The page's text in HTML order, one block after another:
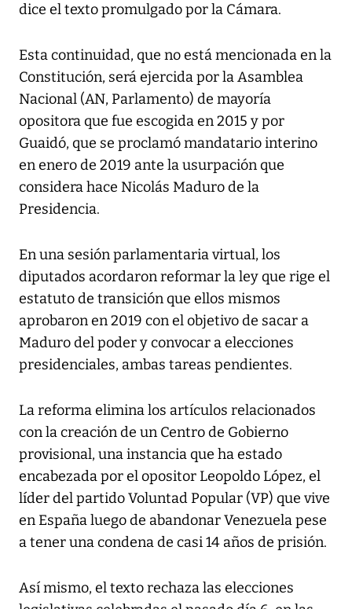
dice el texto promulgado por la Cámara.
Esta continuidad, que no está mencionada en la
Constitución, será ejercida por la Asamblea
Nacional (AN, Parlamento) de mayoría
opositora que fue escogida en 2015 y por
Guaidó, que se proclamó mandatario interino
en enero de 2019 ante la usurpación que
considera hace Nicolás Maduro de la
Presidencia.
En una sesión parlamentaria virtual, los
diputados acordaron reformar la ley que rige el
estatuto de transición que ellos mismos
aprobaron en 2019 con el objetivo de sacar a
Maduro del poder y convocar a elecciones
presidenciales, ambas tareas pendientes.
La reforma elimina los artículos relacionados
con la creación de un Centro de Gobierno
provisional, una instancia que ha estado
encabezada por el opositor Leopoldo López, el
líder del partido Voluntad Popular (VP) que vive
en España luego de abandonar Venezuela pese
a tener una condena de casi 14 años de prisión.
Así mismo, el texto rechaza las elecciones